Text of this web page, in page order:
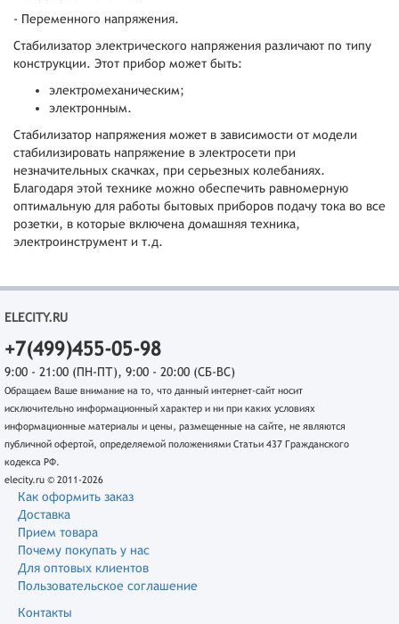
- Переменного напряжения.
Стабилизатор электрического напряжения различают по типу
конструкции. Этот прибор может быть:
электромеханическим;
электронным.
Стабилизатор напряжения может в зависимости от модели
стабилизировать напряжение в электросети при
незначительных скачках, при серьезных колебаниях.
Благодаря этой технике можно обеспечить равномерную
оптимальную для работы бытовых приборов подачу тока во все
розетки, в которые включена домашняя техника,
электроинструмент и т.д.
ELECITY.RU
+7(499)455-05-98
9:00 - 21:00 (ПН-ПТ), 9:00 - 20:00 (СБ-ВС)
Обращаем Ваше внимание на то, что данный интернет-сайт носит
исключительно информационный характер и ни при каких условиях
информационные материалы и цены, размещенные на сайте, не являются
публичной офертой, определяемой положениями Статьи 437 Гражданского
кодекса РФ.
elecity.ru © 2011-2026
Как оформить заказ
Доставка
Прием товара
Почему покупать у нас
Для оптовых клиентов
Пользовательское соглашение
Контакты